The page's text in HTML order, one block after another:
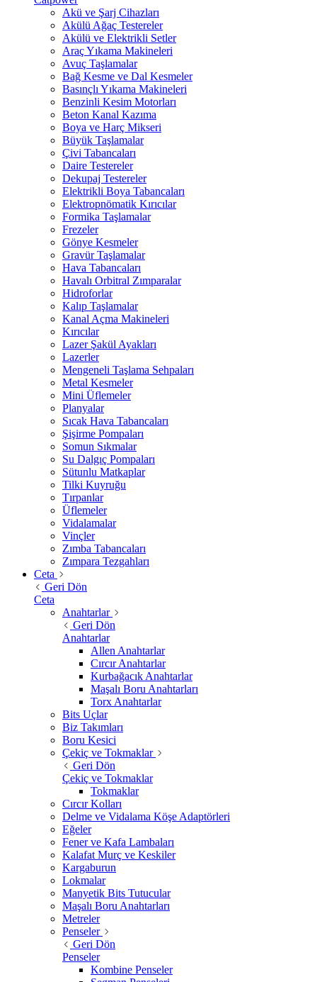
Akü ve Şarj Cihazları
Akülü Ağaç Testereler
Akülü ve Elektrikli Setler
Araç Yıkama Makineleri
Avuç Taşlamalar
Bağ Kesme ve Dal Kesmeler
Basınçlı Yıkama Makineleri
Benzinli Kesim Motorları
Beton Kanal Kazıma
Boya ve Harç Mikseri
Büyük Taşlamalar
Çivi Tabancaları
Daire Testereler
Dekupaj Testereler
Elektrikli Boya Tabancaları
Elektropnömatik Kırıcılar
Formika Taşlamalar
Frezeler
Gönye Kesmeler
Gravür Taşlamalar
Hava Tabancaları
Havalı Orbitral Zımparalar
Hidroforlar
Kalıp Taşlamalar
Kanal Açma Makineleri
Kırıcılar
Lazer Şakül Ayakları
Lazerler
Mengeneli Taşlama Sehpaları
Metal Kesmeler
Mini Üflemeler
Planyalar
Sıcak Hava Tabancaları
Şişirme Pompaları
Somun Sıkmalar
Su Dalgıç Pompaları
Sütunlu Matkaplar
Tilki Kuyruğu
Tırpanlar
Üflemeler
Vidalamalar
Vinçler
Zımba Tabancaları
Zımpara Tezgahları
Ceta
Geri Dön
Ceta
Anahtarlar
Geri Dön
Anahtarlar
Allen Anahtarlar
Cırcır Anahtarlar
Kurbağacık Anahtarlar
Maşalı Boru Anahtarları
Torx Anahtarlar
Bits Uçlar
Biz Takımları
Boru Kesici
Çekiç ve Tokmaklar
Geri Dön
Çekiç ve Tokmaklar
Tokmaklar
Cırcır Kolları
Delme ve Vidalama Köşe Adaptörleri
Eğeler
Fener ve Kafa Lambaları
Kalafat Murç ve Keskiler
Kargaburun
Lokmalar
Manyetik Bits Tutucular
Maşalı Boru Anahtarları
Metreler
Penseler
Geri Dön
Penseler
Kombine Penseler